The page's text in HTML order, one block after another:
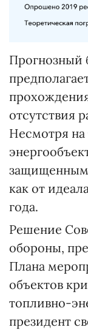
Прогнозный
отсутствия
Несмотря на
как от
года.
Решение
обороны,
Плана
объектов
топливно-
президент